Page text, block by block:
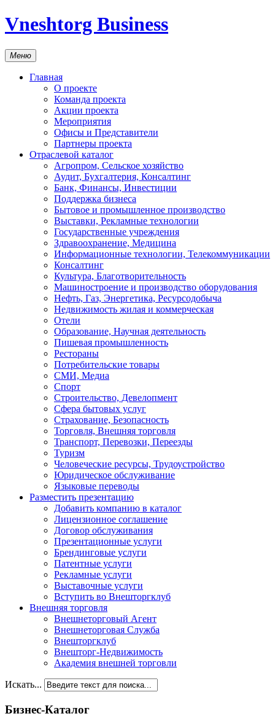
Vneshtorg Business
Меню
Главная
О проекте
Команда проекта
Акции проекта
Мероприятия
Офисы и Представители
Партнеры проекта
Отраслевой каталог
Агропром, Сельское хозяйство
Аудит, Бухгалтерия, Консалтинг
Банк, Финансы, Инвестиции
Поддержка бизнеса
Бытовое и промышленное производство
Выставки, Рекламные технологии
Государственные учреждения
Здравоохранение, Медицина
Информационные технологии, Телекоммуникации
Консалтинг
Культура, Благотворительность
Машиностроение и производство оборудования
Нефть, Газ, Энергетика, Ресурсодобыча
Недвижимость жилая и коммерческая
Отели
Образование, Научная деятельность
Пишевая промышленность
Рестораны
Потребительские товары
СМИ, Медиа
Спорт
Строительство, Девелопмент
Сфера бытовых услуг
Страхование, Безопасность
Торговля, Внешняя торговля
Транспорт, Перевозки, Переезды
Туризм
Человеческие ресурсы, Трудоустройство
Юридическое обслуживание
Языковые переводы
Разместить презентацию
Добавить компанию в каталог
Лицензионное соглашение
Договор обслуживания
Презентационные услуги
Брендинговые услуги
Патентные услуги
Рекламные услуги
Выставочные услуги
Вступить во Внешторгклуб
Внешняя торговля
Внешнеторговый Агент
Внешнеторговая Служба
Внешторгклуб
Внешторг-Недвижимость
Академия внешней торговли
Искать...
Бизнес-Каталог